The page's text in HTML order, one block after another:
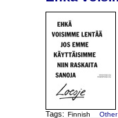
Tags: Finnish Other